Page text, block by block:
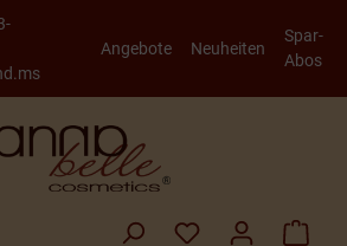
Angebote Neuheiten
Spar-
Abos